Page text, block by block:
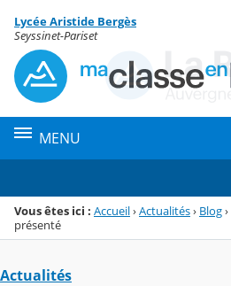
Menu de la rubrique
Contenu
Lycée Aristide Bergès
Seyssinet-Pariset
MENU
Vous êtes ici : Accueil›Actualités› Blog›
présenté
Actualités